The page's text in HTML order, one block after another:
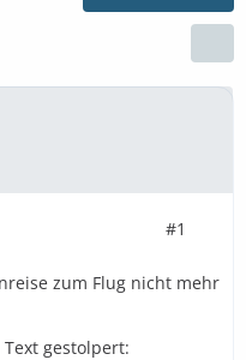
#1
zum Flug nicht mehr
gestolpert: